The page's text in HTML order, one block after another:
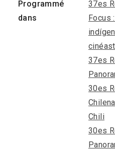
Programmé
dans
37es
Focus
37es
30es
Chili
30es